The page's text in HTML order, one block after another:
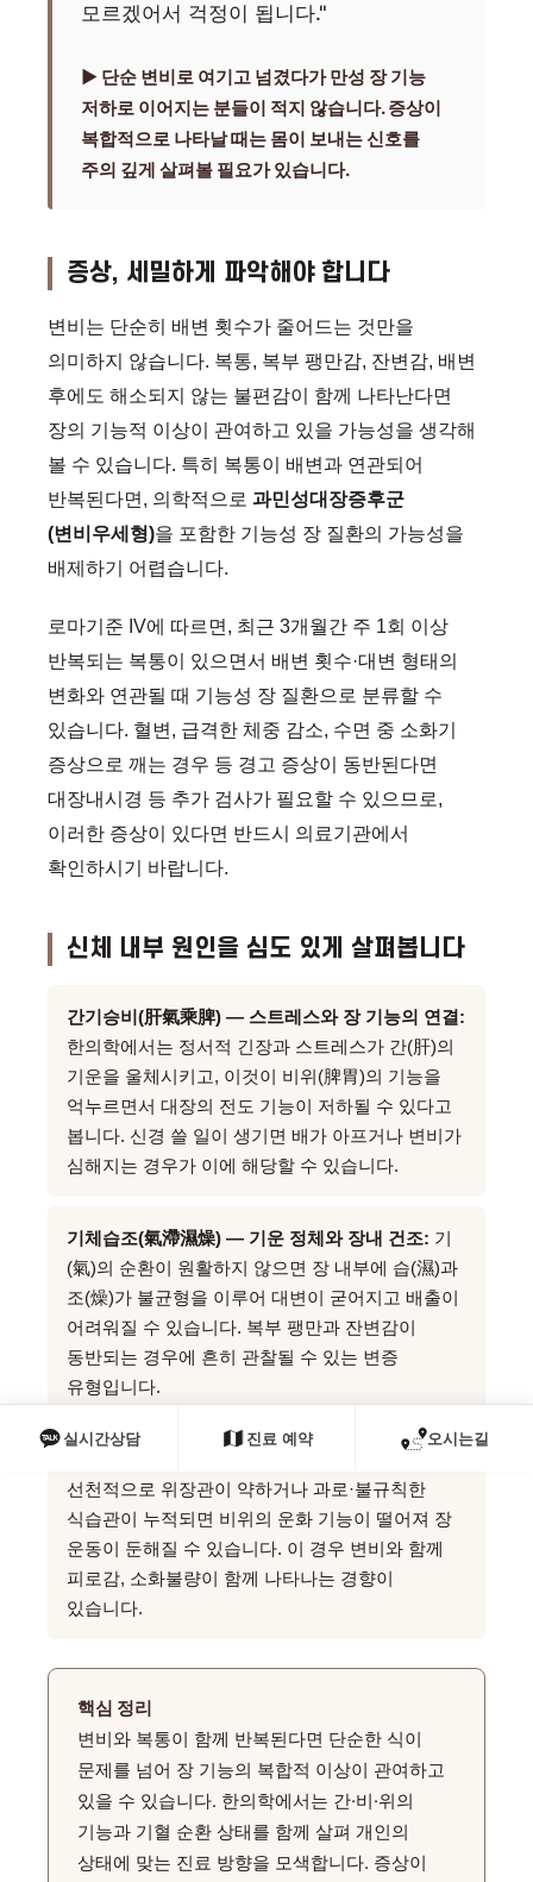
실시간상담 진료 예약 오시는길
모르겠어서 걱정이 됩니다."
▶ 단순 변비로 여기고 넘겼다가 만성 장 기능
저하로 이어지는 분들이 적지 않습니다. 증상이
복합적으로 나타날 때는 몸이 보내는 신호를
주의 깊게 살펴볼 필요가 있습니다.
증상, 세밀하게 파악해야 합니다
변비는 단순히 배변 횟수가 줄어드는 것만을
의미하지 않습니다. 복통, 복부 팽만감, 잔변감, 배변
후에도 해소되지 않는 불편감이 함께 나타난다면
장의 기능적 이상이 관여하고 있을 가능성을 생각해
볼 수 있습니다. 특히 복통이 배변과 연관되어
반복된다면, 의학적으로 과민성대장증후군
(변비우세형)을 포함한 기능성 장 질환의 가능성을
배제하기 어렵습니다.
로마기준 IV에 따르면, 최근 3개월간 주 1회 이상
반복되는 복통이 있으면서 배변 횟수·대변 형태의
변화와 연관될 때 기능성 장 질환으로 분류할 수
있습니다. 혈변, 급격한 체중 감소, 수면 중 소화기
증상으로 깨는 경우 등 경고 증상이 동반된다면
대장내시경 등 추가 검사가 필요할 수 있으므로,
이러한 증상이 있다면 반드시 의료기관에서
확인하시기 바랍니다.
신체 내부 원인을 심도 있게 살펴봅니다
간기승비(肝氣乘脾) — 스트레스와 장 기능의 연결:
한의학에서는 정서적 긴장과 스트레스가 간(肝)의
기운을 울체시키고, 이것이 비위(脾胃)의 기능을
억누르면서 대장의 전도 기능이 저하될 수 있다고
봅니다. 신경 쓸 일이 생기면 배가 아프거나 변비가
심해지는 경우가 이에 해당할 수 있습니다.
기체습조(氣滯濕燥) — 기운 정체와 장내 건조: 기
(氣)의 순환이 원활하지 않으면 장 내부에 습(濕)과
조(燥)가 불균형을 이루어 대변이 굳어지고 배출이
어려워질 수 있습니다. 복부 팽만과 잔변감이
동반되는 경우에 흔히 관찰될 수 있는 변증
유형입니다.
선천적으로 위장관이 약하거나 과로·불규칙한
식습관이 누적되면 비위의 운화 기능이 떨어져 장
운동이 둔해질 수 있습니다. 이 경우 변비와 함께
피로감, 소화불량이 함께 나타나는 경향이
있습니다.
핵심 정리
변비와 복통이 함께 반복된다면 단순한 식이
문제를 넘어 장 기능의 복합적 이상이 관여하고
있을 수 있습니다. 한의학에서는 간·비·위의
기능과 기혈 순환 상태를 함께 살펴 개인의
상태에 맞는 진료 방향을 모색합니다. 증상이